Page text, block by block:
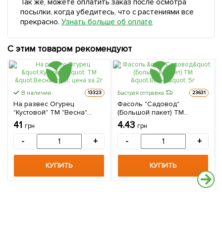
Так же, можете оплатить заказ после осмотра
посылки, когда убедитесь, что с растениями все
прекрасно. Узнать больше об оплате
С этим товаром рекомендуют
В наличии. 13323
На развес Огурец
"Кустовой" ТМ "Весна"
цена за 2г
41 грн
- +
КУПИТЬ
Быстрая отправка 23631
Фасоль "Садовод"
(Большой пакет) ТМ
"Весна" 5г
4.43 грн
- +
КУПИТЬ